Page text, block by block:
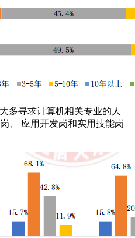
寻求计算机相关专业的人
、 应用开发岗和实用技能岗